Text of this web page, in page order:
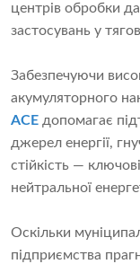
центрів обробки
застосувань у
Забезпечуючи
акумуляторного
ACE допомагає
джерел енергії,
стійкість —
нейтральної
Оскільки
підприємства